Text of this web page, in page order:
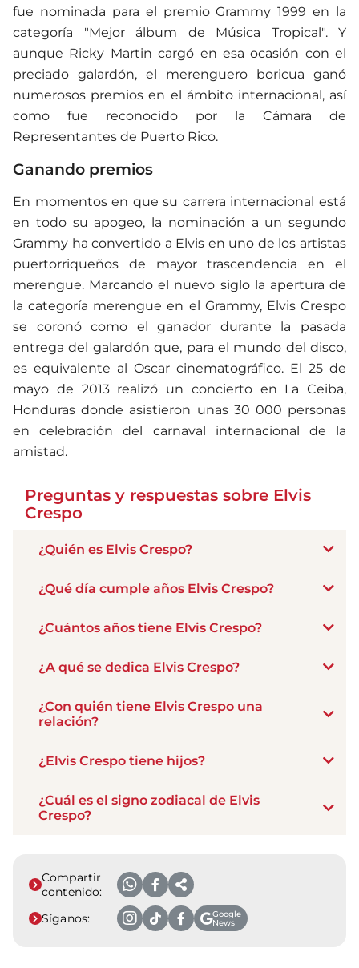
fue nominada para el premio Grammy 1999 en la
categoría "Mejor álbum de Música Tropical".​ Y
aunque Ricky Martin cargó en esa ocasión con el
preciado galardón, el merenguero boricua ganó
numerosos premios en el ámbito internacional, así
como fue reconocido por la Cámara de
Representantes de Puerto Rico.
Ganando premios
En momentos en que su carrera internacional está
en todo su apogeo, la nominación a un segundo
Grammy ha convertido a Elvis en uno de los artistas
puertorriqueños de mayor trascendencia en el
merengue. Marcando el nuevo siglo la apertura de
la categoría merengue en el Grammy, Elvis Crespo
se coronó como el ganador durante la pasada
entrega del galardón que, para el mundo del disco,
es equivalente al Oscar cinematográfico. El 25 de
mayo de 2013 realizó un concierto en La Ceiba,
Honduras donde asistieron unas 30 000 personas
en celebración del carnaval internacional de la
amistad.
Preguntas y respuestas sobre Elvis
Crespo
¿Quién es Elvis Crespo?
¿Qué día cumple años Elvis Crespo?
¿Cuántos años tiene Elvis Crespo?
¿A qué se dedica Elvis Crespo?
¿Con quién tiene Elvis Crespo una
relación?
¿Elvis Crespo tiene hijos?
¿Cuál es el signo zodiacal de Elvis
Crespo?
Compartir
contenido:
Síganos:
Google
News